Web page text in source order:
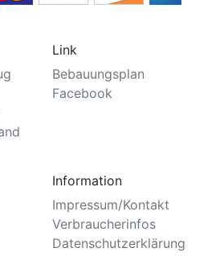
Link
Bebauungsplan
Facebook
Information
Impressum/Kontakt
Verbraucherinfos
Datenschutzerklärung